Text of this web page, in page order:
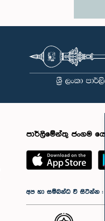
පාර්ලිමේන්තු ජංගම
අප හා සම්බන්ධ වී සිටින්න